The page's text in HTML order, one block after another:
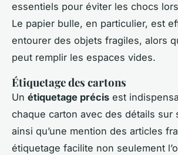
essentiels pour éviter les chocs
Le papier bulle, en particulier, est
entourer des objets fragiles, alors
peut remplir les espaces vides.
Étiquetage des cartons
Un étiquetage précis est
chaque carton avec des détails sur
ainsi qu’une mention des articles
étiquetage facilite non seulement